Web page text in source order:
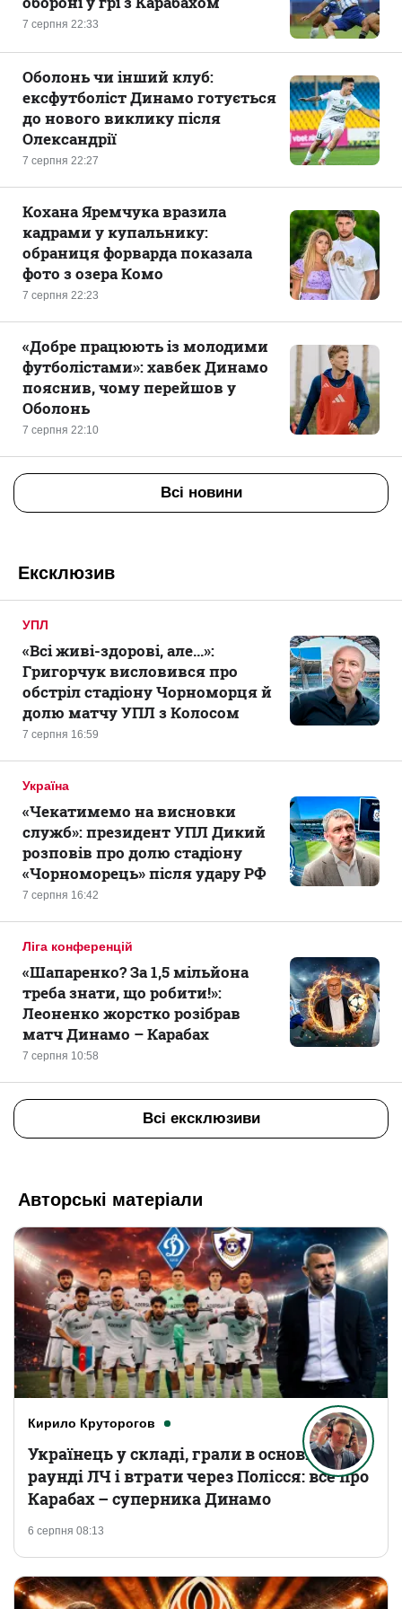
7 серпня 22:33
7 серпня 22:27
Оболонь чи інший клуб:
ексфутболіст Динамо готується
до нового виклику після
Олександрії
7 серпня 22:23
Кохана Яремчука вразила
кадрами у купальнику:
обраниця форварда показала
фото з озера Комо
7 серпня 22:10
«Добре працюють із молодими
футболістами»: хавбек Динамо
пояснив, чому перейшов у
Оболонь
Всі новини
Ексклюзив
УПЛ
7 серпня 16:59
«Всі живі-здорові, але...»:
Григорчук висловився про
обстріл стадіону Чорноморця й
долю матчу УПЛ з Колосом
Україна
7 серпня 16:42
«Чекатимемо на висновки
служб»: президент УПЛ Дикий
розповів про долю стадіону
«Чорноморець» після удару РФ
Ліга конференцій
7 серпня 10:58
«Шапаренко? За 1,5 мільйона
треба знати, що робити!»:
Леоненко жорстко розібрав
матч Динамо – Карабах
Всі ексклюзиви
Авторські матеріали
Кирило Круторогов
6 серпня 08:13
Українець у складі, грали в основному
раунді ЛЧ і втрати через Полісся: все про
Карабах – суперника Динамо